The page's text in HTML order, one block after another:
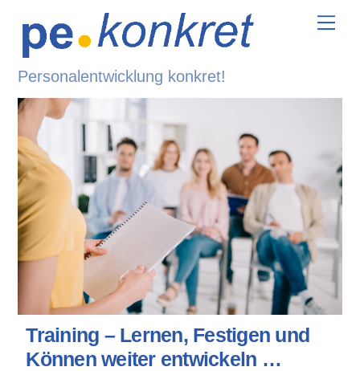
Personalentwicklung konkret!
Training – Lernen, Festigen und
Können weiter entwickeln …